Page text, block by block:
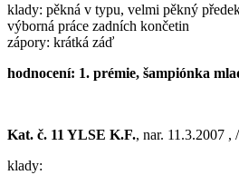
klady: pěkná v typu, velmi pěkný
výborná práce zadních končetin
zápory: krátká záď
hodnocení: 1. prémie, šampiónka
Kat. č. 11 YLSE K.F., nar. 11.3.2007 ,
klady: